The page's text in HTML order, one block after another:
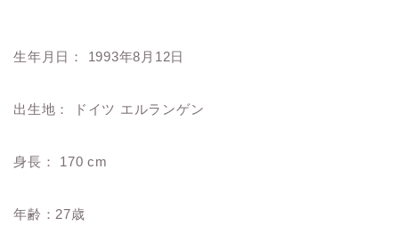
生年月日： 1993年8月12日
出生地： ドイツ エルランゲン
身長： 170 cm
年齢：27歳